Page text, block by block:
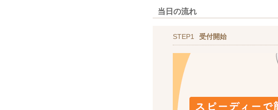
当日の流れ
STEP1 受付開始